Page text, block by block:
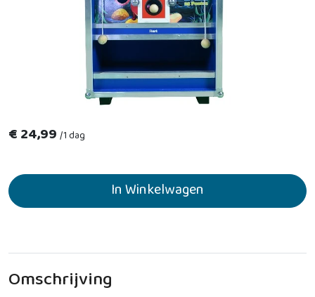
€24,99 /1 dag
In Winkelwagen
Omschrijving